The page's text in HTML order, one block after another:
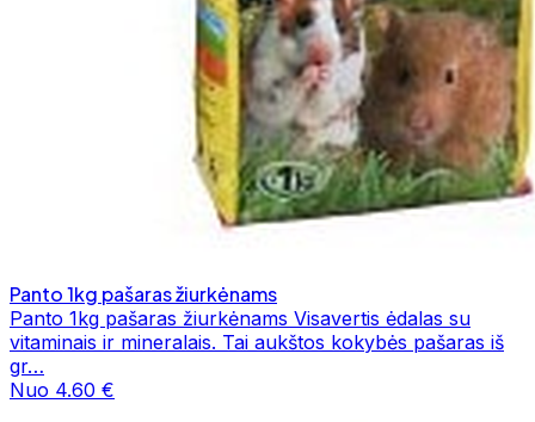
Panto 1kg pašaras žiurkėnams
Panto 1kg pašaras žiurkėnams Visavertis ėdalas su
vitaminais ir mineralais. Tai aukštos kokybės pašaras iš
gr…
Nuo 4.60 €